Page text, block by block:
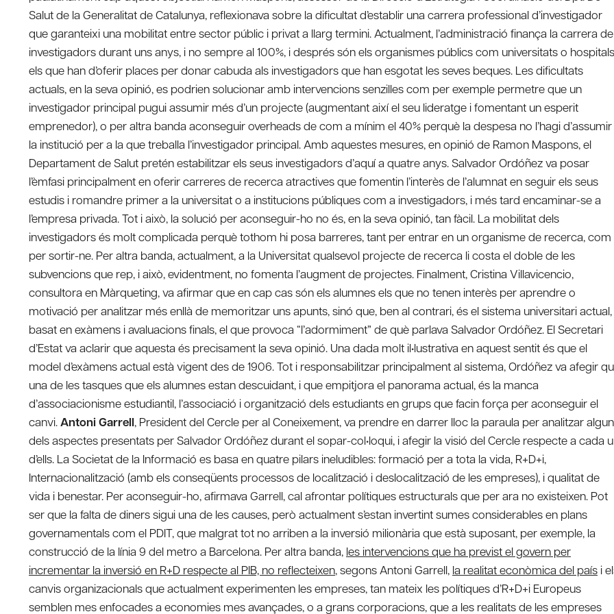
Salut de la Generalitat de Catalunya, reflexionava sobre la dificultat d’establir una carrera professional d’investigador
que garanteixi una mobilitat entre sector públic i privat a llarg termini. Actualment, l’administració finança la carrera
investigadors durant uns anys, i no sempre al 100%, i després són els organismes públics com universitats o
els que han d’oferir places per donar cabuda als investigadors que han esgotat les seves beques. Les dificultats
actuals, en la seva opinió, es podrien solucionar amb intervencions senzilles com per exemple permetre que un
investigador principal pugui assumir més d’un projecte (augmentant així el seu lideratge i fomentant un esperit
emprenedor), o per altra banda aconseguir overheads de com a mínim el 40% perquè la despesa no l’hagi d’assumir
la institució per a la que treballa l’investigador principal. Amb aquestes mesures, en opinió de Ramon Maspons, el
Departament de Salut pretén estabilitzar els seus investigadors d’aquí a quatre anys. Salvador Ordóñez va posar
l’èmfasi principalment en oferir carreres de recerca atractives que fomentin l’interès de l’alumnat en seguir els seus
estudis i romandre primer a la universitat o a institucions públiques com a investigadors, i més tard encaminar-se a
l’empresa privada. Tot i això, la solució per aconseguir-ho no és, en la seva opinió, tan fàcil. La mobilitat dels
investigadors és molt complicada perquè tothom hi posa barreres, tant per entrar en un organisme de recerca, com
per sortir-ne. Per altra banda, actualment, a la Universitat qualsevol projecte de recerca li costa el doble de les
subvencions que rep, i això, evidentment, no fomenta l’augment de projectes. Finalment, Cristina Villavicencio,
consultora en Màrqueting, va afirmar que en cap cas són els alumnes els que no tenen interès per aprendre o
motivació per analitzar més enllà de memoritzar uns apunts, sinó que, ben al contrari, és el sistema universitari actual,
basat en exàmens i avaluacions finals, el que provoca “l’adormiment” de què parlava Salvador Ordóñez. El Secretari
d’Estat va aclarir que aquesta és precisament la seva opinió. Una dada molt il•lustrativa en aquest sentit és que el
model d’exàmens actual està vigent des de 1906. Tot i responsabilitzar principalment al sistema, Ordóñez va afegir
una de les tasques que els alumnes estan descuidant, i que empitjora el panorama actual, és la manca
d’associacionisme estudiantil, l’associació i organització dels estudiants en grups que facin força per aconseguir el
canvi.Antoni Garrell, President del Cercle per al Coneixement, va prendre en darrer lloc la paraula per analitzar
dels aspectes presentats per Salvador Ordóñez durant el sopar-col•loqui, i afegir la visió del Cercle respecte a cada
d’ells. La Societat de la Informació es basa en quatre pilars ineludibles: formació per a tota la vida, R+D+i,
Internacionalització (amb els conseqüents processos de localització i deslocalització de les empreses), i qualitat de
vida i benestar. Per aconseguir-ho, afirmava Garrell, cal afrontar polítiques estructurals que per ara no existeixen. Pot
ser que la falta de diners sigui una de les causes, però actualment s’estan invertint sumes considerables en plans
governamentals com el PDIT, que malgrat tot no arriben a la inversió milionària que està suposant, per exemple, la
construcció de la línia 9 del metro a Barcelona. Per altra banda, les intervencions que ha previst el govern per
incrementar la inversió en R+D respecte al PIB, no reflecteixen, segons Antoni Garrell, la realitat econòmica del país i
canvis organizacionals que actualment experimenten les empreses, tan mateix les polítiques d’R+D+i Europeus
semblen mes enfocades a economies mes avançades, o a grans corporacions, que a les realitats de les empreses